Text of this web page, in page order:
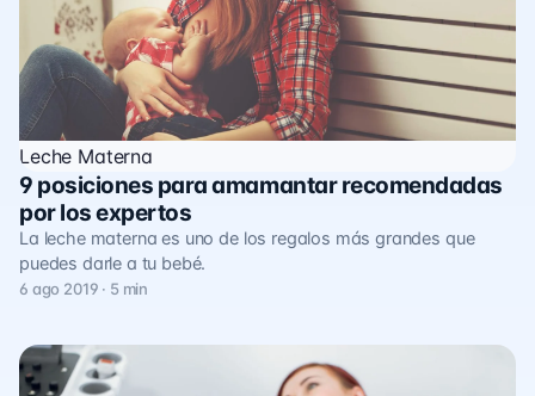
Leche Materna
9 posiciones para amamantar recomendadas
por los expertos
La leche materna es uno de los regalos más grandes que
puedes darle a tu bebé.
6 ago 2019 · 5 min